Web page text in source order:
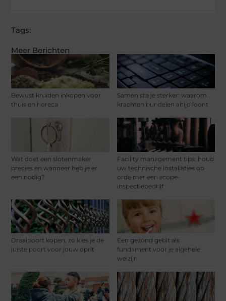
Meer Berichten
Bewust kruiden inkopen voor
thuis en horeca
Samen sta je sterker: waarom
krachten bundelen altijd loont
Wat doet een slotenmaker
precies en wanneer heb je er
een nodig?
Facility management tips: houd
uw technische installaties op
orde met een scope-
inspectiebedrijf
Draaipoort kopen, zo kies je de
juiste poort voor jouw oprit
Een gezond gebit als
fundament voor je algehele
welzijn
Tags: